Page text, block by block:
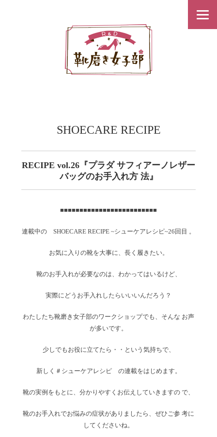
SHOECARE RECIPE
RECIPE vol.26『プラダ サフィアーノレザー
バッグのお手入れ方 法』
■■■■■■■■■■■■■■■■■■■■■■■■■
連載中の SHOECARE RECIPE ~シューケアレシピ~26回目 。
お気に入りの靴を大事に、長く履きたい。
靴のお手入れが必要なのは、わかってはいるけど、
実際にどうお手入れしたらいいいんだろう？
わたしたち靴磨き女子部のワークショップでも、そんな お声
が多いです。
少しでもお役に立てたら・・という気持ちで、
新しく＃シューケアレシピ の連載をはじめます。
靴の実例をもとに、分かりやすくお伝えしていきますの で、
靴のお手入れでお悩みの症状がありましたら、ぜひご参 考に
してくださいね。